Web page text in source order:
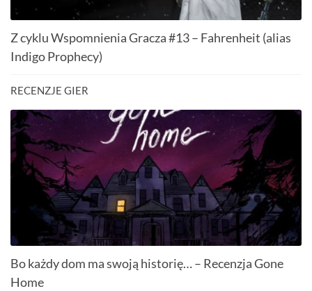
Z cyklu Wspomnienia Gracza #13 – Fahrenheit (alias
Indigo Prophecy)
RECENZJE GIER
Bo każdy dom ma swoją historię… – Recenzja Gone
Home